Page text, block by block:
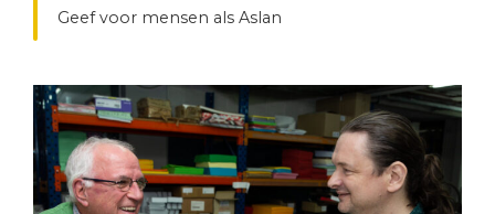
Geef voor mensen als Aslan